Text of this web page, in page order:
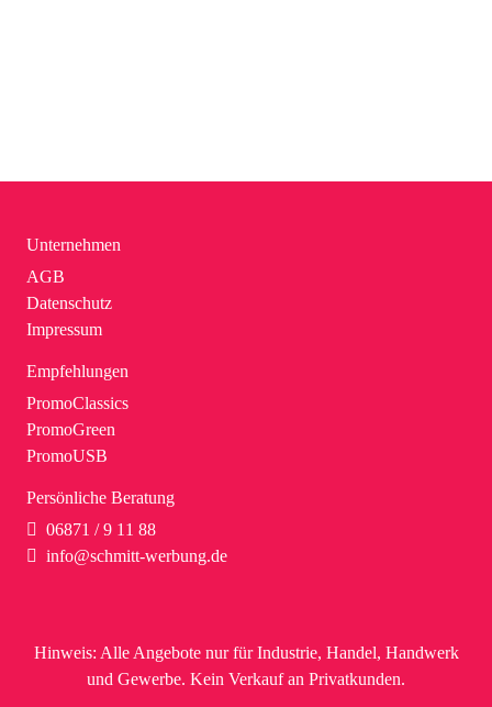
Unternehmen
AGB
Datenschutz
Impressum
Empfehlungen
PromoClassics
PromoGreen
PromoUSB
Persönliche Beratung
06871 / 9 11 88
info@schmitt-werbung.de
Hinweis: Alle Angebote nur für Industrie, Handel, Handwerk
und Gewerbe. Kein Verkauf an Privatkunden.